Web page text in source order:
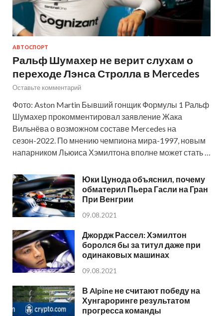
АВТОСПОРТ
Ральф Шумахер не верит слухам о
переходе Лэнса Стролла в Mercedes
Оставьте комментарий
Фото: Aston Martin Бывший гонщик Формулы 1 Ральф
Шумахер прокомментировал заявление Жака
Вильнёва о возможном составе Mercedes на
сезон-2022. По мнению чемпиона мира-1997, новым
напарником Льюиса Хэмилтона вполне может стать …
Юки Цунода объяснил, почему
обматерил Пьера Гасли на Гран
При Венгрии
09.08.2021
Джордж Рассел: Хэмилтон
боролся бы за титул даже при
одинаковых машинах
09.08.2021
В Alpine не считают победу на
Хунгароринге результатом
прогресса команды